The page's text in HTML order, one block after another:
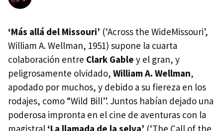
‘Más allá del Missouri’ (‘Across the WideMissouri’,
William A. Wellman, 1951) supone la cuarta
colaboración entre Clark Gable y el gran, y
peligrosamente olvidado, William A. Wellman,
apodado por muchos, y debido a su fiereza en los
rodajes, como “Wild Bill”. Juntos habían dejado una
poderosa impronta en el cine de aventuras con la